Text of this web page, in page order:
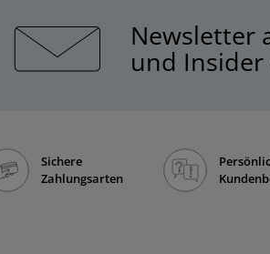
Newsletter
und
Sichere
Zahlungsarten